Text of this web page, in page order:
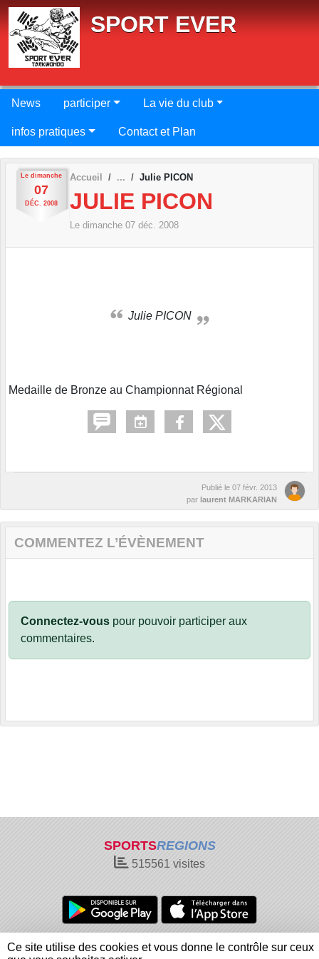
SPORT EVER
News participer La vie du club
infos pratiques Contact et Plan
Le dimanche
07
DÉC. 2008
Accueil Julie PICON
JULIE PICON
Le dimanche 07 déc. 2008
Julie PICON
Medaille de Bronze au Championnat Régional
Publié le 07 févr. 2013
par laurent MARKARIAN
COMMENTEZ L’ÉVÈNEMENT
Connectez-vous pour pouvoir participer aux
commentaires.
SPORTSREGIONS
515561 visites
Charte cookies
Gestion des cookies
Panneau de gestion des cookies
Ce site utilise des cookies et vous donne le contrôle sur ceux